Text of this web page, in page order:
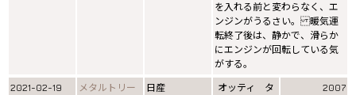
を入れる前と変わらなく、エ
ンジンがうるさい。 暖気運
転終了後は、静かで、滑らか
にエンジンが回転している気
がする。
2021-02-19
メタルトリー
日産
オッティ タ
2007